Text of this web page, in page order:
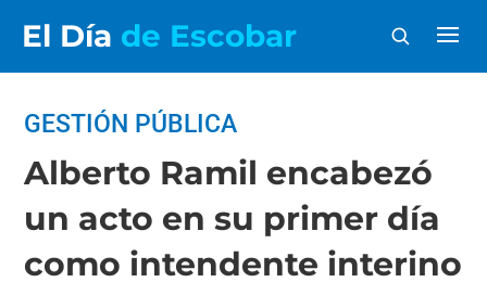
El Día de Escobar
GESTIÓN PÚBLICA
Alberto Ramil encabezó
un acto en su primer día
como intendente interino